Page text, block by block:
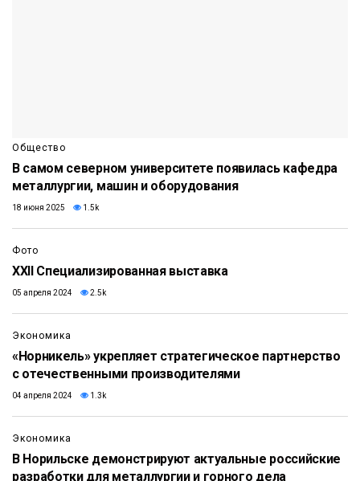
Общество
В самом северном университете появилась кафедра
металлургии, машин и оборудования
18 июня 2025 1.5k
Фото
XXII Специализированная выставка
05 апреля 2024 2.5k
Экономика
«Норникель» укрепляет стратегическое партнерство
с отечественными производителями
04 апреля 2024 1.3k
Экономика
В Норильске демонстрируют актуальные российские
разработки для металлургии и горного дела